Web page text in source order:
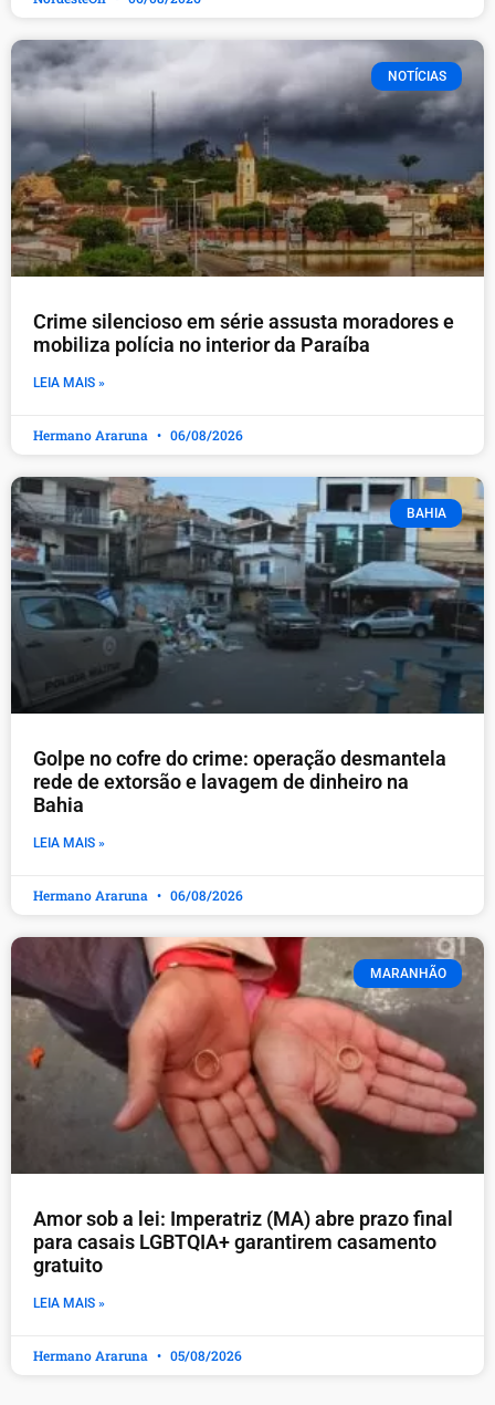
NOTÍCIAS
Crime silencioso em série assusta moradores e
mobiliza polícia no interior da Paraíba
LEIA MAIS »
Hermano Araruna 06/08/2026
BAHIA
Golpe no cofre do crime: operação desmantela
rede de extorsão e lavagem de dinheiro na
Bahia
LEIA MAIS »
Hermano Araruna 06/08/2026
MARANHÃO
Amor sob a lei: Imperatriz (MA) abre prazo final
para casais LGBTQIA+ garantirem casamento
gratuito
LEIA MAIS »
Hermano Araruna 05/08/2026